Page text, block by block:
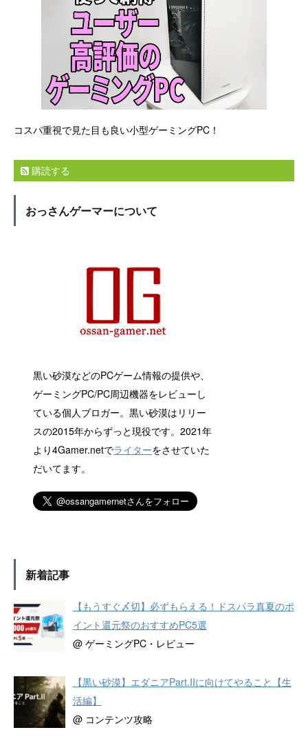
コスパ重視で見た目も良い小型ゲーミングPC！
購読する
おっさんゲーマーについて
黒い砂漠などのPCゲーム情報の提供や、
ゲーミングPC/PC周辺機器をレビューし
ている個人ブロガー。黒い砂漠はリリー
スの2015年からずっと現役です。2021年
より4Gamer.netでライターをさせていた
だいてます。
新着記事
【もうすぐ〆切】必ずもらえる！ドスパラ真夏のポ
イント還元祭のおすすめPC5選
@ ゲーミングPC・レビュー
【黒い砂漠】エダニアPart.IIに向けてやること【生
活編】
@ コンテンツ攻略